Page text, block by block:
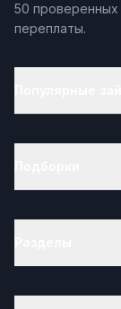
50
переплаты.